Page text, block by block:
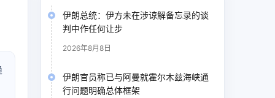
伊朗总统：伊方未在涉谅解备忘录的谈
判中作任何让步
2026年8月8日
伊朗官员称已与阿曼就霍尔木兹海峡通
行问题明确总体框架